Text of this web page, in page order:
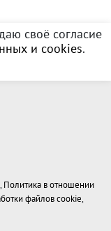
своё согласие
и cookies.
, Политика в отношении
файлов cookie,